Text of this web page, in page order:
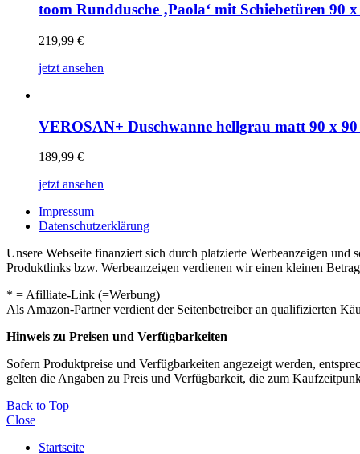
toom Runddusche ‚Paola‘ mit Schiebetüren 90
219,99 €
jetzt ansehen
VEROSAN+ Duschwanne hellgrau matt 90 x 90
189,99 €
jetzt ansehen
Impressum
Datenschutzerklärung
Unsere Webseite finanziert sich durch platzierte Werbeanzeigen
Produktlinks bzw. Werbeanzeigen verdienen wir einen kleinen
* = Afilliate-Link (=Werbung)
Als Amazon-Partner verdient der Seitenbetreiber an qualifizierten
Hinweis zu Preisen und Verfügbarkeiten
Sofern Produktpreise und Verfügbarkeiten angezeigt werden,
gelten die Angaben zu Preis und Verfügbarkeit, die zum
Back to Top
Close
Startseite